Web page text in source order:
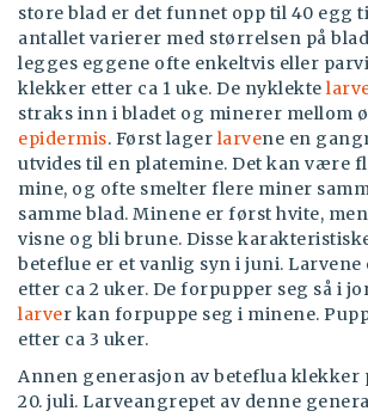
store blad er det funnet opp til 40 egg
antallet varierer med størrelsen på
legges eggene ofte enkeltvis eller
klekker etter ca 1 uke. De nyklekte
straks inn i bladet og minerer mellom
epidermis. Først lager larvene en
utvides til en platemine. Det kan være
mine, og ofte smelter flere miner
samme blad. Minene er først hvite,
visne og bli brune. Disse
beteflue er et vanlig syn i juni.
etter ca 2 uker. De forpupper seg så i
larver kan forpuppe seg i minene.
etter ca 3 uker.
Annen generasjon av beteflua klekker
20. juli. Larveangrepet av denne